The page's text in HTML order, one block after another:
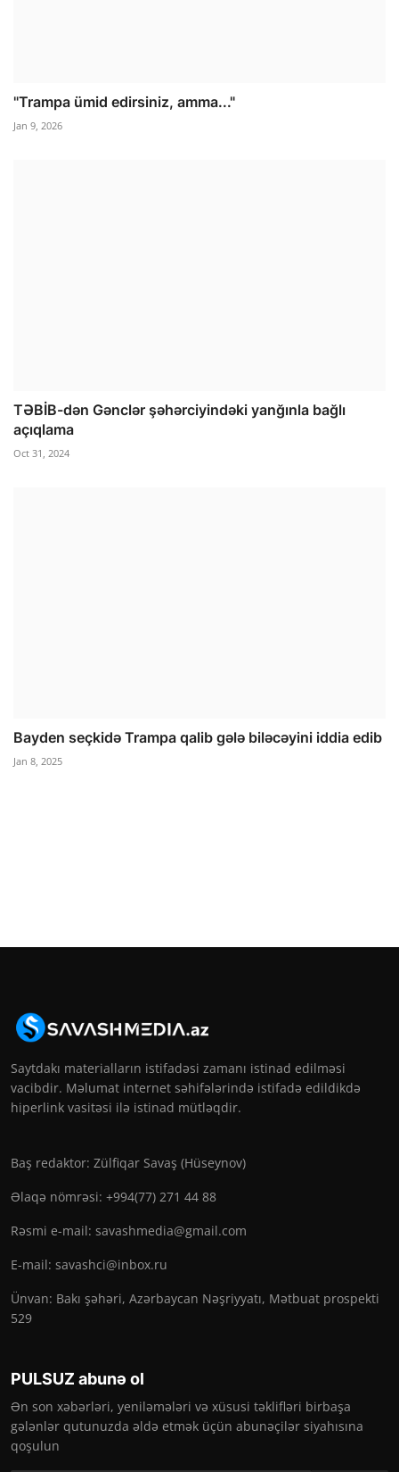
"Trampa ümid edirsiniz, amma..."
Jan 9, 2026
TƏBİB-dən Gənclər şəhərciyindəki yanğınla bağlı
açıqlama
Oct 31, 2024
Bayden seçkidə Trampa qalib gələ biləcəyini iddia edib
Jan 8, 2025
Saytdakı materialların istifadəsi zamanı istinad edilməsi
vacibdir. Məlumat internet səhifələrində istifadə edildikdə
hiperlink vasitəsi ilə istinad mütləqdir.
Baş redaktor: Zülfiqar Savaş (Hüseynov)
Əlaqə nömrəsi: +994(77) 271 44 88
Rəsmi e-mail: savashmedia@gmail.com
E-mail: savashci@inbox.ru
Ünvan: Bakı şəhəri, Azərbaycan Nəşriyyatı, Mətbuat prospekti
529
PULSUZ abunə ol
Ən son xəbərləri, yeniləmələri və xüsusi təklifləri birbaşa
gələnlər qutunuzda əldə etmək üçün abunəçilər siyahısına
qoşulun